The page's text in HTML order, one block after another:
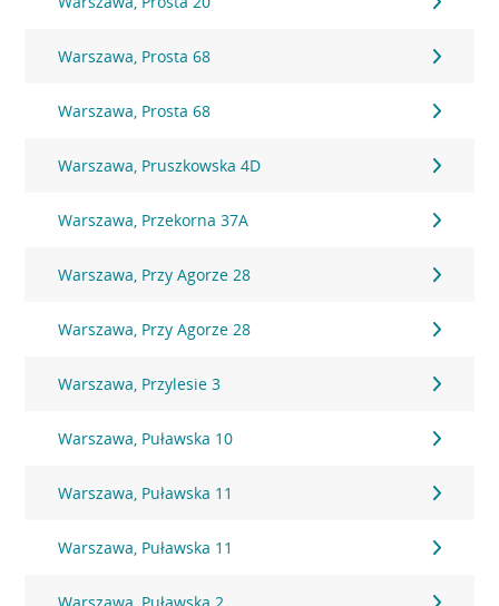
Warszawa, Prosta 68
Warszawa, Prosta 68
Warszawa, Pruszkowska 4D
Warszawa, Przekorna 37A
Warszawa, Przy Agorze 28
Warszawa, Przy Agorze 28
Warszawa, Przylesie 3
Warszawa, Puławska 10
Warszawa, Puławska 11
Warszawa, Puławska 11